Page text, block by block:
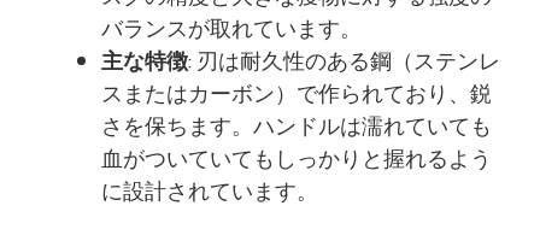
バランスが取れています。
主な特徴: 刃は耐久性のある鋼（ステンレ
スまたはカーボン）で作られており、鋭
さを保ちます。ハンドルは濡れていても
血がついていてもしっかりと握れるよう
に設計されています。